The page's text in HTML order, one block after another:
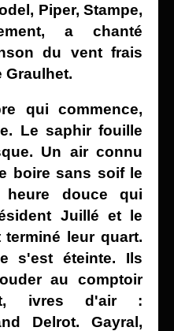
Piper, Stampe,
a chanté
du vent frais
Graulhet.
qui
commence,
Le saphir fouille
Un air connu
boire sans soif le
heure douce qui
Juillé et le
leur quart.
s'est éteinte. Ils
au comptoir
ivres d'air :
Delrot. Gayral,